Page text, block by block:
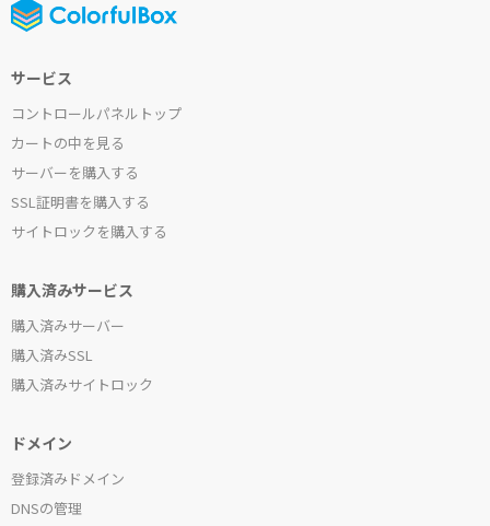
サービス
コントロールパネルトップ
カートの中を見る
サーバーを購入する
SSL証明書を購入する
サイトロックを購入する
購入済みサービス
購入済みサーバー
購入済みSSL
購入済みサイトロック
ドメイン
登録済みドメイン
DNSの管理